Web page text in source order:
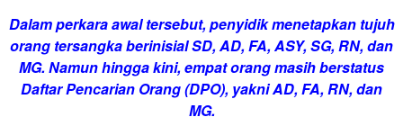
Dalam perkara awal tersebut, penyidik menetapkan tujuh
orang tersangka berinisial SD, AD, FA, ASY, SG, RN, dan
MG. Namun hingga kini, empat orang masih berstatus
Daftar Pencarian Orang (DPO), yakni AD, FA, RN, dan
MG.